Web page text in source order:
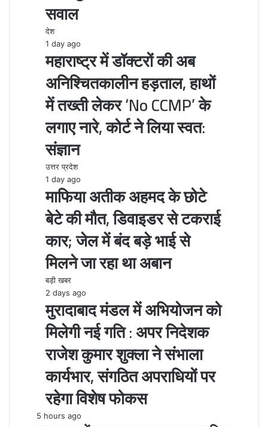
सवाल
देश
1 day ago
महाराष्ट्र में डॉक्टरों की अब
अनिश्चितकालीन हड़ताल, हाथों
में तख्ती लेकर ‘No CCMP’ के
लगाए नारे, कोर्ट ने लिया स्वत:
संज्ञान
उत्तर प्रदेश
1 day ago
माफिया अतीक अहमद के छोटे
बेटे की मौत, डिवाइडर से टकराई
कार; जेल में बंद बड़े भाई से
मिलने जा रहा था अबान
बड़ी खबर
2 days ago
मुरादाबाद मंडल में अभियोजन को
मिलेगी नई गति : अपर निदेशक
राजेश कुमार शुक्ला ने संभाला
कार्यभार, संगठित अपराधियों पर
रहेगा विशेष फोकस
5 hours ago